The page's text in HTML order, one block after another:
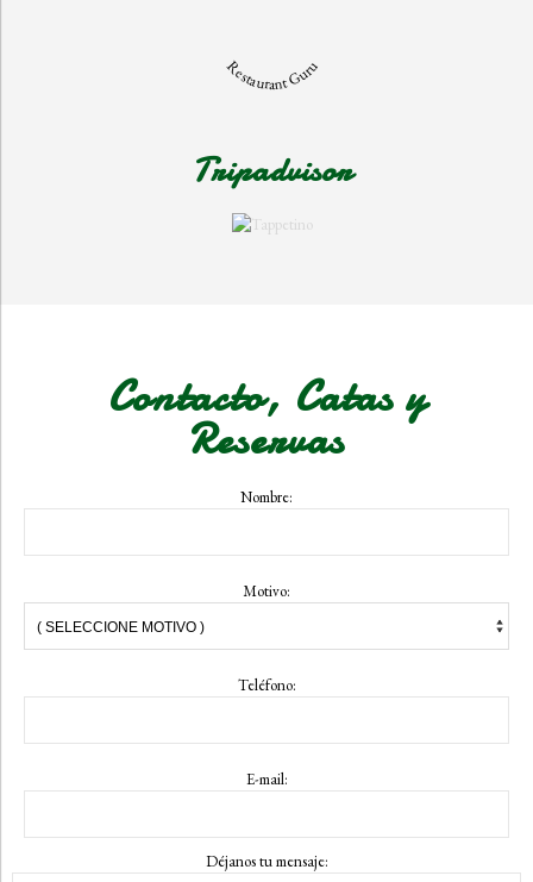
Restaurant Guru
Tripadvisor
Contacto, Catas y
Reservas
Nombre:
Motivo:
Teléfono:
E-mail:
Déjanos tu mensaje: